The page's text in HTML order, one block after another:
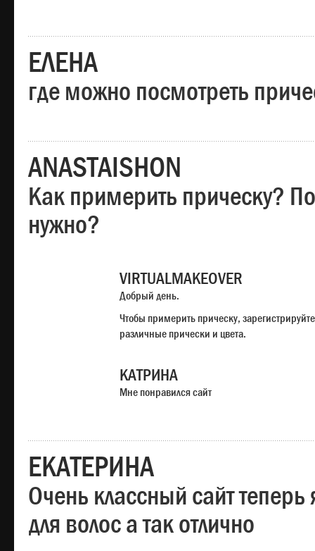
ЕЛЕНА
где можно посмотреть
ANASTAISHON
Как примерить прическу?
нужно?
VIRTUALMAKEOVER
Добрый день.
Чтобы примерить прическу,
различные прически и цвета.
КАТРИНА
Мне понравился сайт
ЕКАТЕРИНА
Очень классный сайт теперь
для волос а так отлично